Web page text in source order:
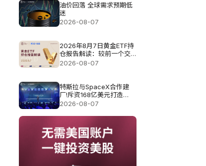
油价回落 全球需求预期低
迷
2026-08-07
2026年8月7日黄金ETF持
仓报告解读：较前一个交
易日增加0.571吨
2026-08-07
特斯拉与SpaceX合作建
厂!斥资168亿美元打造
Terafab基地
2026-08-07